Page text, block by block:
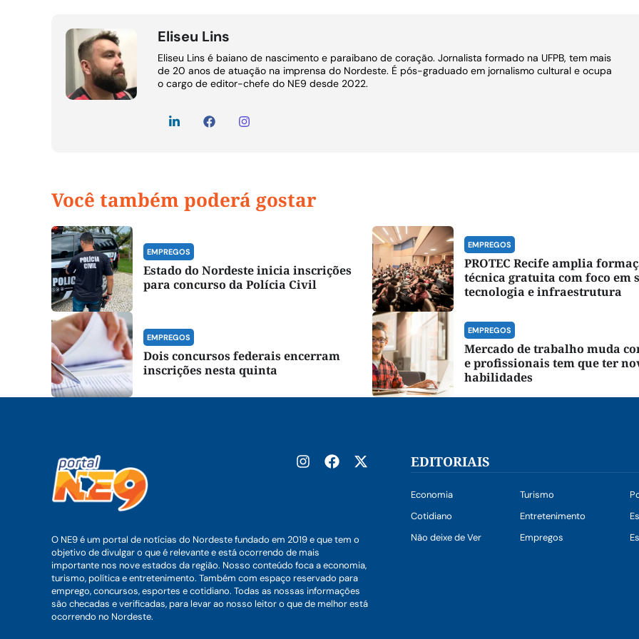
Eliseu Lins
Eliseu Lins é baiano de nascimento e paraibano de coração. Jornalista formado na UFPB, tem mais
de 20 anos de atuação na imprensa do Nordeste. É pós-graduado em jornalismo cultural e ocupa
o cargo de editor-chefe do NE9 desde 2022.
Você também poderá gostar
EMPREGOS
Estado do Nordeste inicia inscrições
para concurso da Polícia Civil
EMPREGOS
PROTEC Recife amplia
técnica gratuita com foco em
tecnologia e infraestrutura
EMPREGOS
Dois concursos federais encerram
inscrições nesta quinta
EMPREGOS
Mercado de trabalho muda
e profissionais tem que ter
habilidades
O NE9 é um portal de notícias do Nordeste fundado em 2019 e que tem o
objetivo de divulgar o que é relevante e está ocorrendo de mais
importante nos nove estados da região. Nosso conteúdo foca a economia,
turismo, política e entretenimento. Também com espaço reservado para
emprego, concursos, esportes e cotidiano. Todas as nossas informações
são checadas e verificadas, para levar ao nosso leitor o que de melhor está
ocorrendo no Nordeste.
EDITORIAIS
Economia Turismo
Cotidiano
Entretenimento
Não deixe de Ver
Empregos